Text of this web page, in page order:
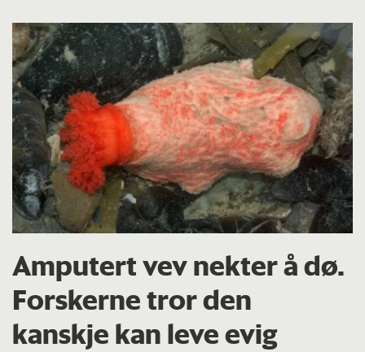
Amputert vev nekter å dø.
Forskerne tror den
kanskje kan leve evig